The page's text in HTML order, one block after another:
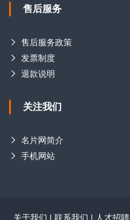
售后服务
售后服务政策
发票制度
退款说明
关注我们
名片网简介
手机网站
关于我们 | 联系我们 | 人才招聘